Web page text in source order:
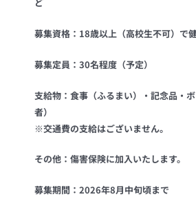
募集資格：18歳以上（高校生不可）で
募集定員：30名程度（予定）
支給物：食事（ふるまい）・記念品・
者）
※交通費の支給はございません。
その他：傷害保険に加入いたします。
募集期間：2026年8月中旬頃まで